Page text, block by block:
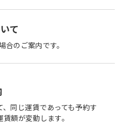
て
合のご案内です。
同じ運賃であっても予約す
額が変動します。